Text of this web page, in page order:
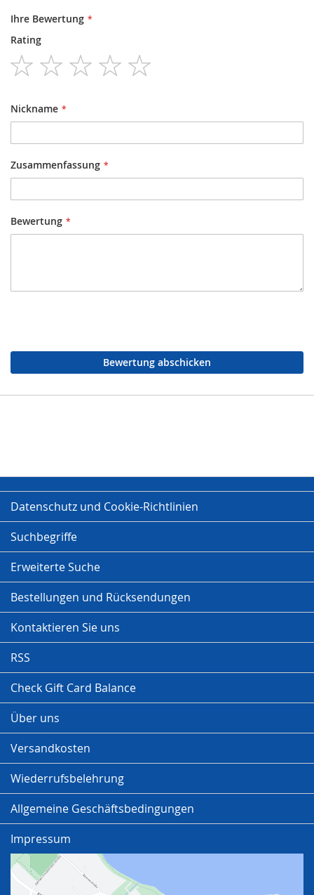
Ihre Bewertung
Rating
1
star
2
stars
3
stars
4
stars
Nickname
Zusammenfassung
Bewertung
Bewertung abschicken
Datenschutz und Cookie-Richtlinien
Suchbegriffe
Erweiterte Suche
Bestellungen und Rücksendungen
Kontaktieren Sie uns
RSS
Check Gift Card Balance
Über uns
Versandkosten
Wiederrufsbelehrung
Allgemeine Geschäftsbedingungen
Impressum